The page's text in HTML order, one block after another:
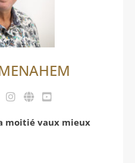
moitié vaux mieux